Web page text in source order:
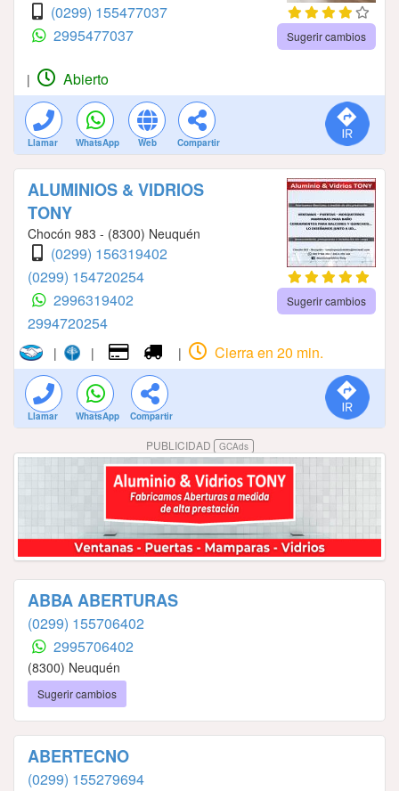
(0299) 155477037
2995477037
Sugerir cambios
| Abierto
Llamar WhatsApp Web Compartir
ALUMINIOS & VIDRIOS
TONY
Chocón 983 - (8300) Neuquén
(0299) 156319402
(0299) 154720254
2996319402
2994720254
Sugerir cambios
| | | Cierra en 20 min.
Llamar WhatsApp Compartir
PUBLICIDAD GCAds
ABBA ABERTURAS
(0299) 155706402
2995706402
(8300) Neuquén
Sugerir cambios
ABERTECNO
(0299) 155279694